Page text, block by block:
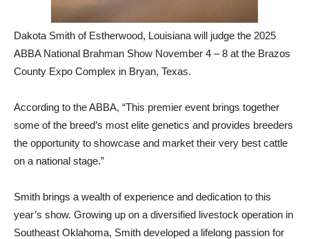
Dakota Smith of Estherwood, Louisiana will judge the 2025
ABBA National Brahman Show November 4 – 8 at the Brazos
County Expo Complex in Bryan, Texas.
According to the ABBA, “This premier event brings together
some of the breed’s most elite genetics and provides breeders
the opportunity to showcase and market their very best cattle
on a national stage.”
Smith brings a wealth of experience and dedication to this
year’s show. Growing up on a diversified livestock operation in
Southeast Oklahoma, Smith developed a lifelong passion for